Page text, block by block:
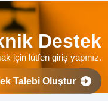
Destek
için lütfen giriş yapınız.
Talebi Oluştur